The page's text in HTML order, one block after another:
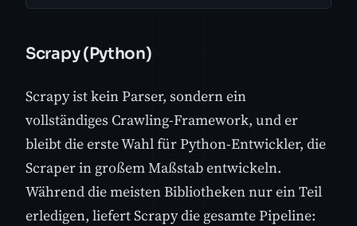
Scrapy (Python)
Scrapy ist kein Parser, sondern ein
vollständiges Crawling-Framework, und er
bleibt die erste Wahl für Python-Entwickler, die
Scraper in großem Maßstab entwickeln.
Während die meisten Bibliotheken nur ein Teil
erledigen, liefert Scrapy die gesamte Pipeline: